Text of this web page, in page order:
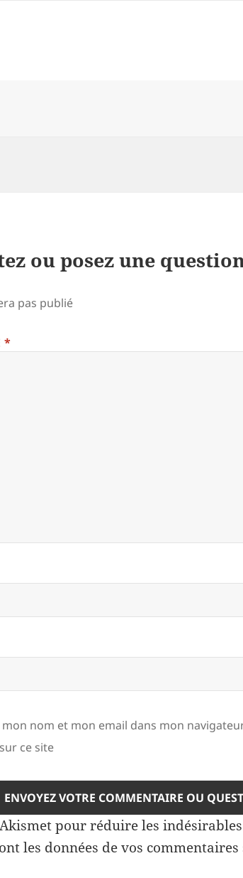
ou posez une
pas publié
*
mon nom et mon email dans mon
ce site
pour réduire les
les données de vos